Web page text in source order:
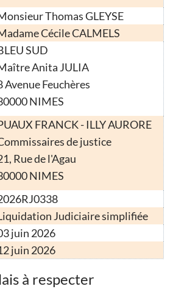
Thomas GLEYSE
Cécile CALMELS
SUD
Anita JULIA
Avenue Feuchères
NIMES
FRANCK - ILLY AURORE
de justice
Rue de l'Agau
NIMES
Judiciaire simplifiée
juin 2026
juin 2026
à respecter